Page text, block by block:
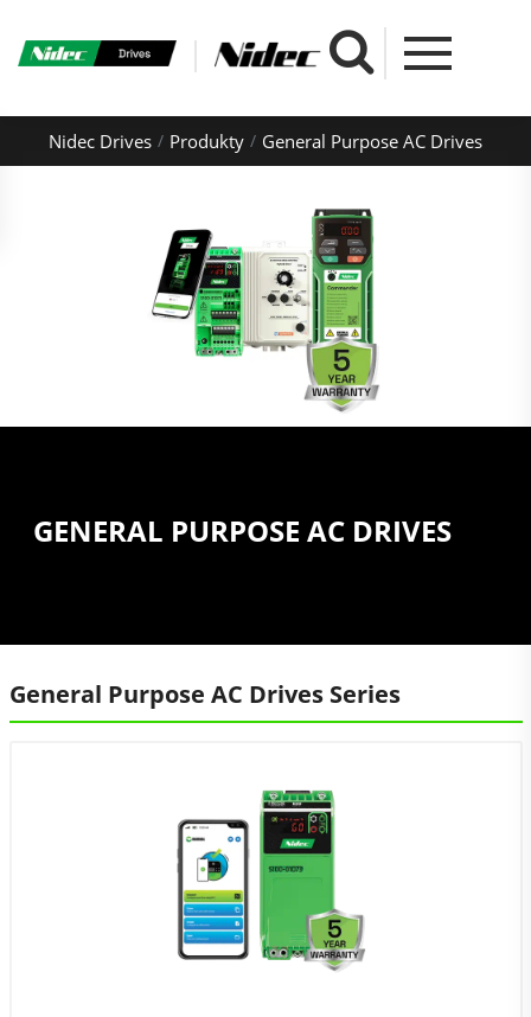
Nidec Drives Produkty General Purpose AC Drives
GENERAL PURPOSE AC DRIVES
General Purpose AC Drives Series